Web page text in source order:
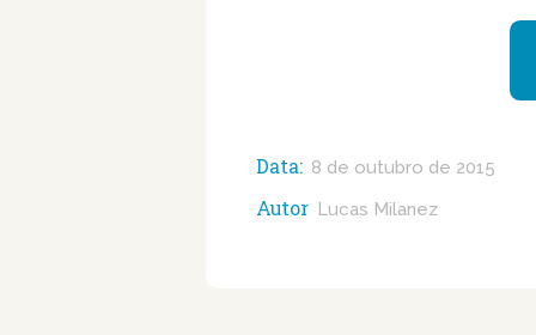
Data: 8 de outubro de 2015
Autor Lucas Milanez